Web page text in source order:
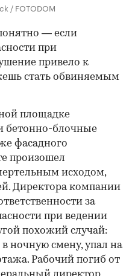
/ FOTODOM
— если
при
привело к
стать обвиняемым
площадке
бетонно-блочные
фасадного
произошел
исходом,
Директора компании
за
при ведении
похожий случай:
ночную смену, упал на
Рабочий погиб от